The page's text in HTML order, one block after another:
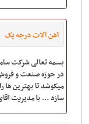
آهن آلات درجه یک
بسمه تعالی
در حوزه صنعت و
میکوشد تا بهترین ها
گالوانیزه-ورق طرح